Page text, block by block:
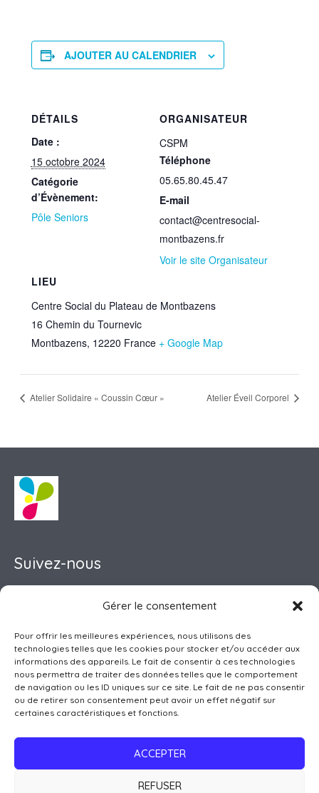
Gérer le consentement
Pour offrir les meilleures expériences, nous utilisons des
technologies telles que les cookies pour stocker et/ou accéder aux
informations des appareils. Le fait de consentir à ces technologies
nous permettra de traiter des données telles que le comportement
de navigation ou les ID uniques sur ce site. Le fait de ne pas consentir
ou de retirer son consentement peut avoir un effet négatif sur
certaines caractéristiques et fonctions.
ACCEPTER
REFUSER
AJOUTER AU CALENDRIER
DÉTAILS
Date :
15 octobre 2024
Catégorie
d’Évènement:
Pôle Seniors
LIEU
Centre Social du Plateau de Montbazens
16 Chemin du Tournevic
Montbazens, 12220 France + Google Map
ORGANISATEUR
CSPM
Téléphone
05.65.80.45.47
E-mail
contact@centresocial-
montbazens.fr
Voir le site Organisateur
Atelier Solidaire « Coussin Cœur » Atelier Éveil Corporel
Suivez-nous
Pôle Petite Enfance
Accueil de Loisirs
Club Ados
Pôle Famille
Point Info Séniors
Activités Enfants-Ados
Services à la Population